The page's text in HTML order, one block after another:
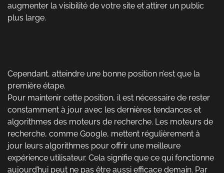
augmenter la visibilité de votre site et attirer un public
plus large.
Cependant, atteindre une bonne position n’est que la
première étape.
Pour maintenir cette position, il est nécessaire de rester
constamment à jour avec les dernières tendances et
algorithmes des moteurs de recherche. Les moteurs de
recherche, comme Google, mettent régulièrement à
jour leurs algorithmes pour offrir une meilleure
expérience utilisateur. Cela signifie que ce qui fonctionne
aujourd’hui peut ne pas être aussi efficace demain. Par